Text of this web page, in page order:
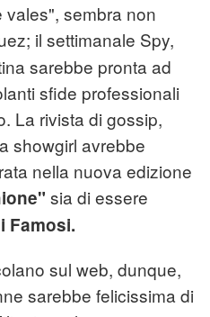
vales", sembra non
il settimanale Spy,
sarebbe pronta ad
sfide professionali
La rivista di gossip,
showgirl avrebbe
nella nuova edizione
sia di essere
Famosi.
sul web, dunque,
sarebbe felicissima di